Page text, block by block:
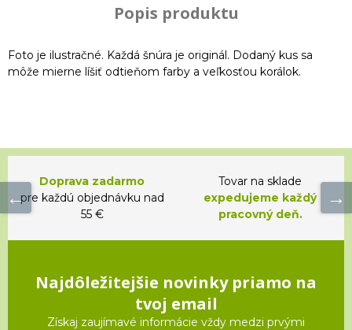
Popis produktu
Foto je ilustračné. Každá šnúra je originál. Dodaný kus sa
môže mierne líšiť odtieňom farby a veľkosťou korálok.
Doprava zadarmo
pre každú objednávku nad
55 €
Tovar na sklade
expedujeme každý
pracovný deň.
Najdôležitejšie novinky priamo na
tvoj email
Získaj zaujímavé informácie vždy medzi prvými